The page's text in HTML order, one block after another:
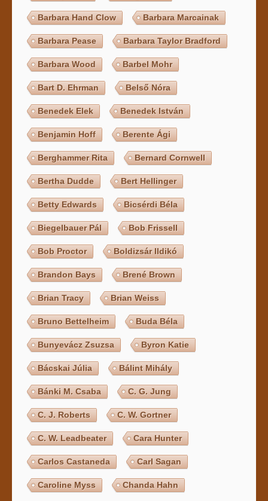
Barbara Hand Clow Barbara Marcainak
Barbara Pease Barbara Taylor Bradford
Barbara Wood Barbel Mohr
Bart D. Ehrman Belső Nóra
Benedek Elek Benedek István
Benjamin Hoff Berente Ági
Berghammer Rita Bernard Cornwell
Bertha Dudde Bert Hellinger
Betty Edwards Bicsérdi Béla
Biegelbauer Pál Bob Frissell
Bob Proctor Boldizsár Ildikó
Brandon Bays Brené Brown
Brian Tracy Brian Weiss
Bruno Bettelheim Buda Béla
Bunyevácz Zsuzsa Byron Katie
Bácskai Júlia Bálint Mihály
Bánki M. Csaba C. G. Jung
C. J. Roberts C. W. Gortner
C. W. Leadbeater Cara Hunter
Carlos Castaneda Carl Sagan
Caroline Myss Chanda Hahn